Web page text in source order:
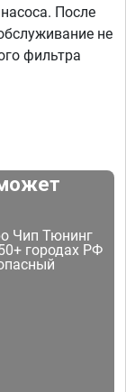
После
не
фильтра
Чип Тюнинг
городах РФ